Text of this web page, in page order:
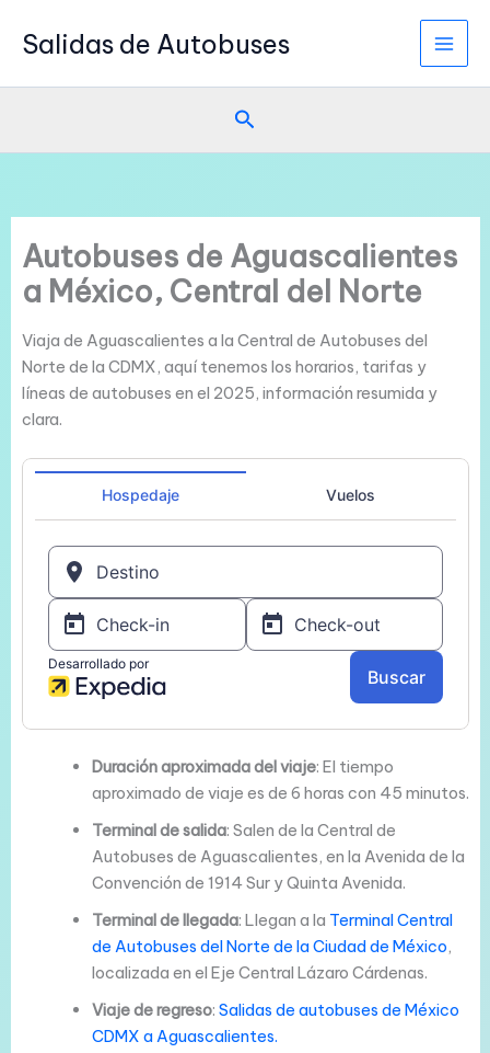
Salidas de Autobuses
Buscar
Autobuses de Aguascalientes
a México, Central del Norte
Viaja de Aguascalientes a la Central de Autobuses del
Norte de la CDMX, aquí tenemos los horarios, tarifas y
líneas de autobuses en el 2025, información resumida y
clara.
Duración aproximada del viaje: El tiempo
aproximado de viaje es de 6 horas con 45 minutos.
Terminal de salida: Salen de la Central de
Autobuses de Aguascalientes, en la Avenida de la
Convención de 1914 Sur y Quinta Avenida.
Terminal de llegada: Llegan a la Terminal Central
de Autobuses del Norte de la Ciudad de México,
localizada en el Eje Central Lázaro Cárdenas.
Viaje de regreso: Salidas de autobuses de México
CDMX a Aguascalientes.